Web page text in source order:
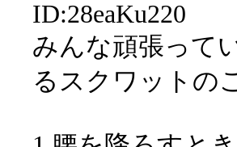
ID:28eaKu220
みんな頑張って
るスクワットの